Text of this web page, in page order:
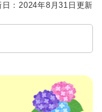
日：2024年8月31日更新